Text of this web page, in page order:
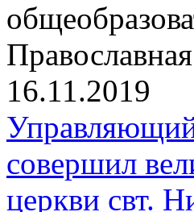
16.11.2019
совершил
церкви свт.